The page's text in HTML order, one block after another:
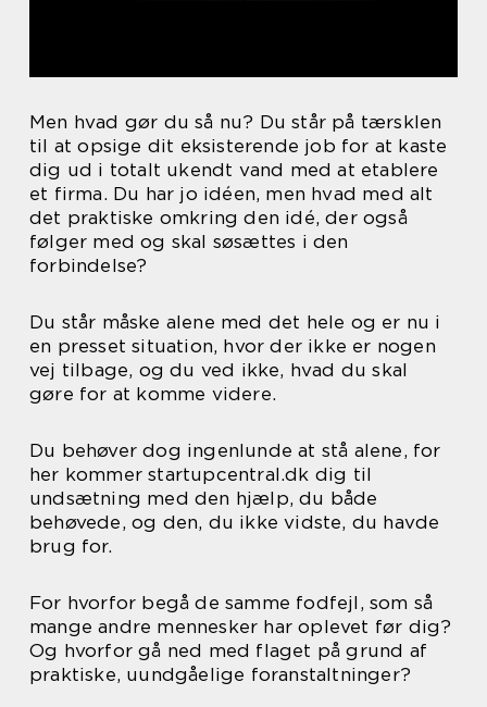
Men hvad gør du så nu? Du står på tærsklen
til at opsige dit eksisterende job for at kaste
dig ud i totalt ukendt vand med at etablere
et firma. Du har jo idéen, men hvad med alt
det praktiske omkring den idé, der også
følger med og skal søsættes i den
forbindelse?
Du står måske alene med det hele og er nu i
en presset situation, hvor der ikke er nogen
vej tilbage, og du ved ikke, hvad du skal
gøre for at komme videre.
Du behøver dog ingenlunde at stå alene, for
her kommer startupcentral.dk dig til
undsætning med den hjælp, du både
behøvede, og den, du ikke vidste, du havde
brug for.
For hvorfor begå de samme fodfejl, som så
mange andre mennesker har oplevet før dig?
Og hvorfor gå ned med flaget på grund af
praktiske, uundgåelige foranstaltninger?